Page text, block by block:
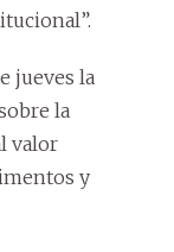
jueves la
la
valor
y